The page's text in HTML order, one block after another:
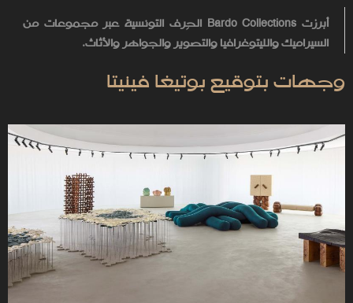
أبرزت Bardo Collections الحِرف التونسية عبر مجموعات من
السيراميك والليتوغرافيا والتصوير والجواهر والأثاث.
وجهات بتوقيع بوتيغا فينيتا